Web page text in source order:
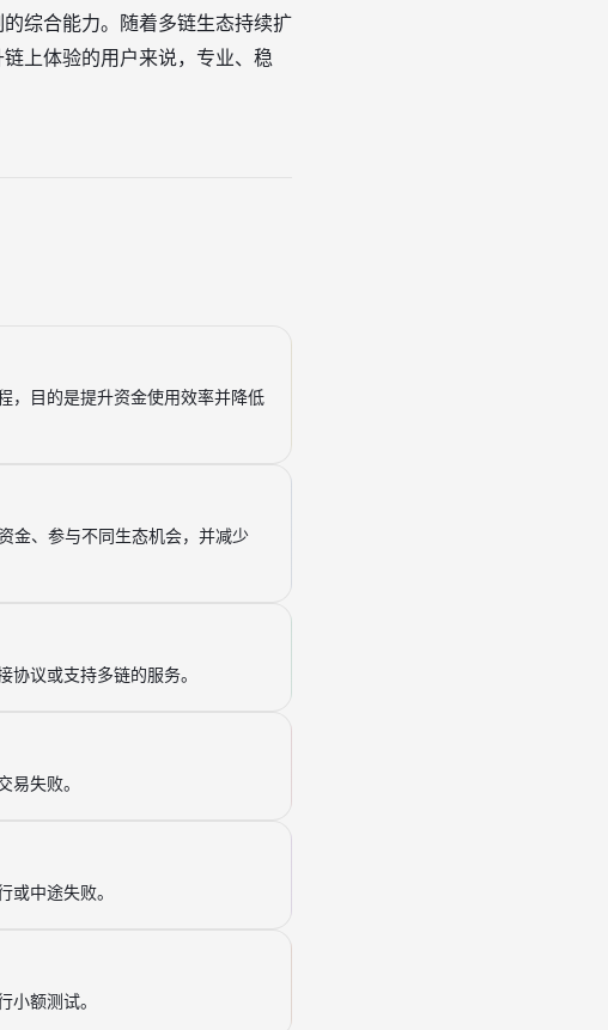
综合能力。随着多链生态持续扩
上体验的用户来说，专业、稳
，目的是提升资金使用效率并降低
金、参与不同生态机会，并减少
议或支持多链的服务。
失败。
中途失败。
额测试。